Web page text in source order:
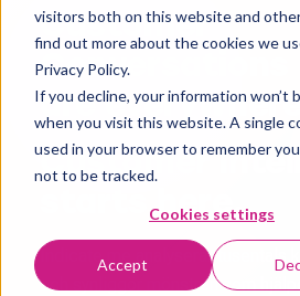
visitors both on this website and
find out more about the cookies we
Privacy Policy.
If you decline, your information won’t
when you visit this website. A single
used in your browser to remember
not to be tracked.
Cookies settings
Accept
Customer
Conversations
are
Customer
starts here.
Indicate me analyserar tusentals
och synliggör mönstren som